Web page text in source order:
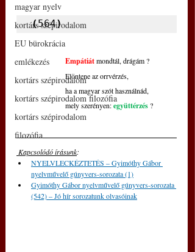
magyar nyelv
kortárs szépirodalom
EU bürokrácia
emlékezés
kortárs szépirodalom
kortárs szépirodalom filozófia
kortárs szépirodalom
filozófia
(564)
Empátiát mondtál, drágám ?
Elöntene az orrvérzés,
ha a magyar szót használnád,
mely szerényen: együttérzés?
Kapcsolódó írásunk:
NYELVLECKÉZTETÉS – Gyimóthy Gábor
nyelvművelő gúnyvers-sorozata (1)
Gyimóthy Gábor nyelvművelő gúnyvers-sorozata
(542) – Jó hír sorozatunk olvasóinak